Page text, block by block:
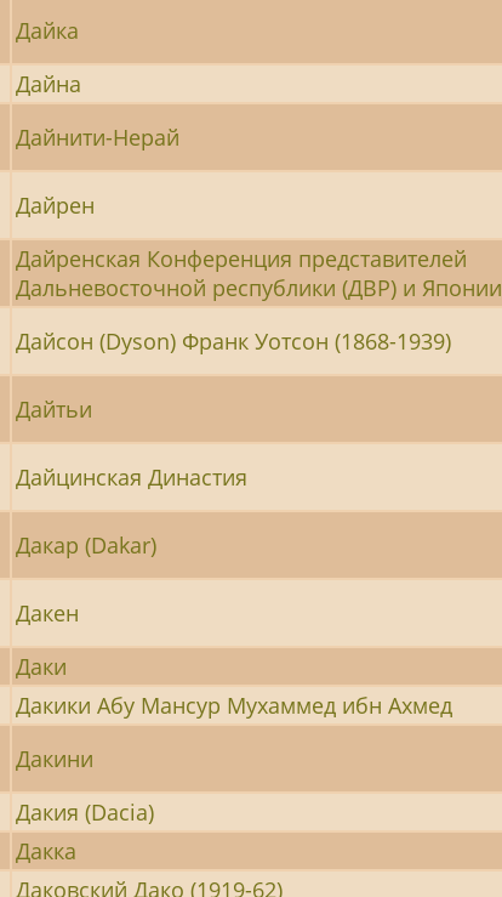
Дайка
Дайна
Дайнити-Нерай
Дайрен
Дайренская Конференция представителей
Дальневосточной республики (ДВР) и Японии
Дайсон (Dyson) Франк Уотсон (1868-1939)
Дайтьи
Дайцинская Династия
Дакар (Dakar)
Дакен
Даки
Дакики Абу Мансур Мухаммед ибн Ахмед
Дакини
Дакия (Dacia)
Дакка
Даковский Дако (1919-62)